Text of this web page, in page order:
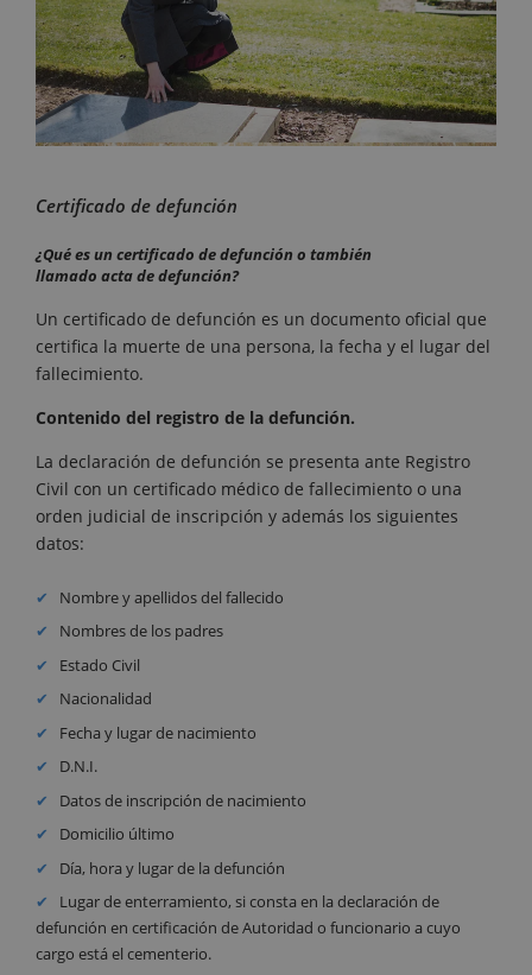
Certificado de defunción
¿Quées un certificado de defunción o también
llamado acta de defunción?
Un certificado de defunción es un documento oficial que
certifica la muerte de una persona, la fecha y el lugar del
fallecimiento.
Contenido del registro de la defunción.
La declaración de defunción se presenta ante Registro
Civil con un certificado médico de fallecimiento o una
orden judicial de inscripción y además los siguientes
datos:
Nombre y apellidos del fallecido
Nombres de los padres
Estado Civil
Nacionalidad
Fecha y lugar de nacimiento
D.N.I.
Datos de inscripción de nacimiento
Domicilio último
Día, hora y lugar de la defunción
Lugar de enterramiento, si consta en la declaración de
defunción en certificación de Autoridad o funcionario a cuyo
cargo está el cementerio.